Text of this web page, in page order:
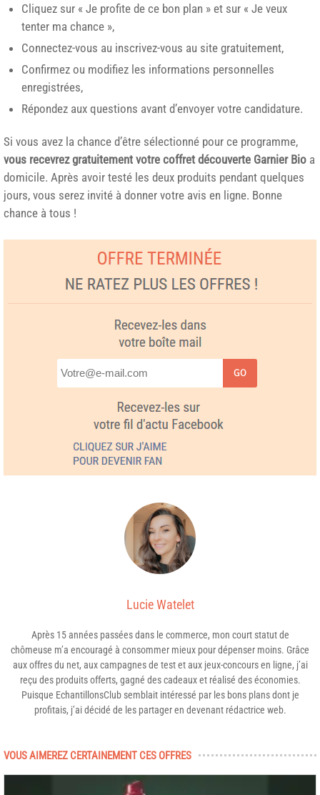
Cliquez sur « Je profite de ce bon plan » et sur « Je veux
tenter ma chance »,
Connectez-vous au inscrivez-vous au site gratuitement,
Confirmez ou modifiez les informations personnelles
enregistrées,
Répondez aux questions avant d’envoyer votre candidature.
Si vous avez la chance d’être sélectionné pour ce programme,
vous recevrez gratuitement votre coffret découverte Garnier Bio a
domicile. Après avoir testé les deux produits pendant quelques
jours, vous serez invité à donner votre avis en ligne. Bonne
chance à tous !
GO
Lucie Watelet
Après 15 années passées dans le commerce, mon court statut de
chômeuse m’a encouragé à consommer mieux pour dépenser moins. Grâce
aux offres du net, aux campagnes de test et aux jeux-concours en ligne, j’ai
reçu des produits offerts, gagné des cadeaux et réalisé des économies.
Puisque EchantillonsClub semblait intéressé par les bons plans dont je
profitais, j’ai décidé de les partager en devenant rédactrice web.
VOUS AIMEREZ CERTAINEMENT CES OFFRES